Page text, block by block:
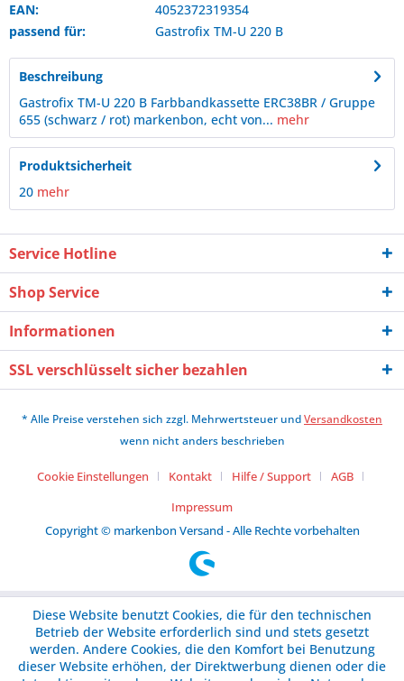
EAN:
4052372319354
passend für:
Gastrofix TM-U 220 B
Beschreibung
Gastrofix TM-U 220 B Farbbandkassette ERC38BR / Gruppe
655 (schwarz / rot) markenbon, echt von... mehr
Produktsicherheit
20 mehr
Service Hotline
Shop Service
Informationen
SSL verschlüsselt sicher bezahlen
* Alle Preise verstehen sich zzgl. Mehrwertsteuer undVersandkosten
wenn nicht anders beschrieben
Cookie Einstellungen Kontakt Hilfe / Support
AGB
Impressum
Copyright © markenbon Versand - Alle Rechte vorbehalten
Diese Website benutzt Cookies, die für den technischen
Betrieb der Website erforderlich sind und stets gesetzt
werden. Andere Cookies, die den Komfort bei Benutzung
dieser Website erhöhen, der Direktwerbung dienen oder die